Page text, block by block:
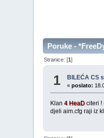
Poruke -
Stranice: [1]
1 BILEĆA CS
«poslato:
Klan4 HeaDciteri !
djeli aim.cfg raji iz